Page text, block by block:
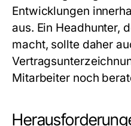
Entwicklungen
aus. Ein Headhunter,
macht, sollte daher
Mitarbeiter noch